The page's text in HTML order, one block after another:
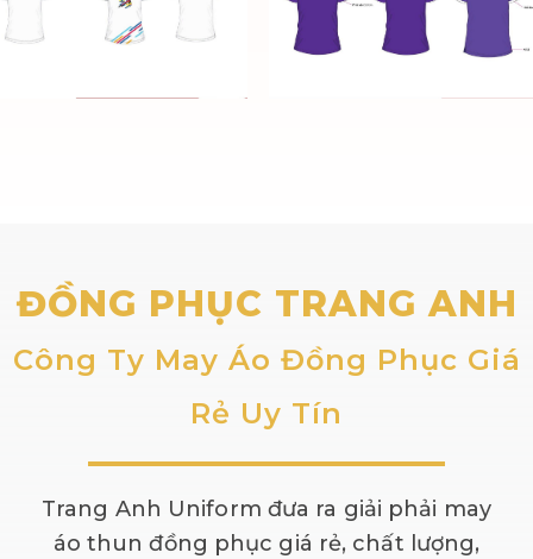
ĐỒNG PHỤC TRANG ANH
Công Ty May Áo Đồng Phục Giá
Rẻ Uy Tín
Trang Anh Uniform đưa ra giải phải may
áo thun đồng phục giá rẻ, chất lượng,